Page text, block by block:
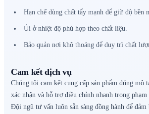
Hạn chế dùng chất tẩy mạnh để giữ độ bền
Ủi ở nhiệt độ phù hợp theo chất liệu.
Bảo quản nơi khô thoáng để duy trì chất
Cam kết dịch vụ
Chúng tôi cam kết cung cấp sản phẩm đúng mô
xác nhận và hỗ trợ điều chỉnh nhanh trong
Đội ngũ tư vấn luôn sẵn sàng đồng hành để